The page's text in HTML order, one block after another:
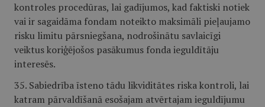
kontroles procedūras, lai gadījumos, kad faktiski notiek
vai ir sagaidāma fondam noteikto maksimāli pieļaujamo
risku limitu pārsniegšana, nodrošinātu savlaicīgi
veiktus koriģējošos pasākumus fonda ieguldītāju
interesēs.
35. Sabiedrība īsteno tādu likviditātes riska kontroli, lai
katram pārvaldīšanā esošajam atvērtajam ieguldījumu